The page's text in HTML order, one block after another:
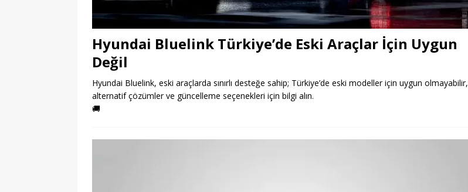
Hyundai Bluelink Türkiye’de Eski Araçlar İçin Uygun
Değil
Hyundai Bluelink, eski araçlarda sınırlı desteğe sahip; Türkiye’de eski modeller için uygun olmayabilir,
alternatif çözümler ve güncelleme seçenekleri için bilgi alın.
🚚